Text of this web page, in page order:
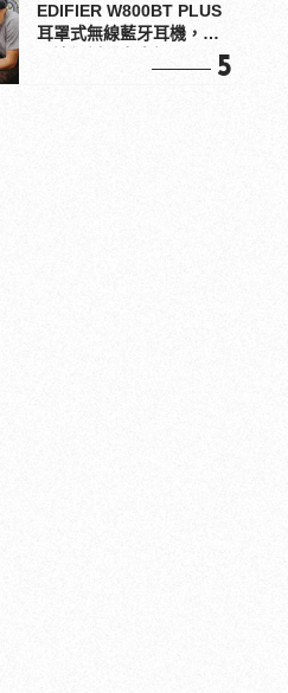
EDIFIER W800BT PLUS
耳罩式無線藍牙耳機，在
5